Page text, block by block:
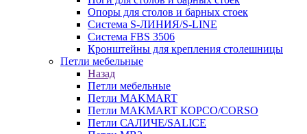
Опоры для столов и барных стоек
Система S-ЛИНИЯ/S-LINE
Система FBS 3506
Кронштейны для крепления столешницы
Петли мебельные
Назад
Петли мебельные
Петли MAKMART
Петли MAKMART КОРСО/CORSO
Петли САЛИЧЕ/SALICE